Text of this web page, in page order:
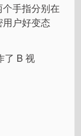
个手指分别在
户好变态
了 B 视